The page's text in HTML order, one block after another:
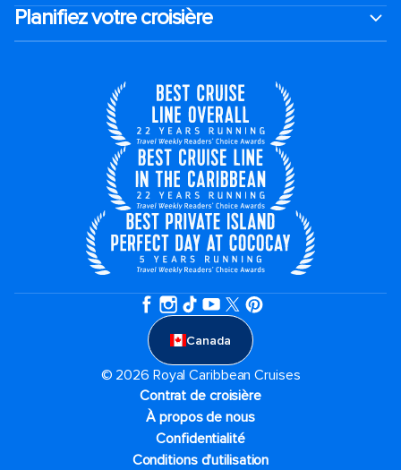
Planifiez votre croisière
Canada
© 2026 Royal Caribbean Cruises
Contrat de croisière
À propos de nous
Confidentialité
Conditions d'utilisation